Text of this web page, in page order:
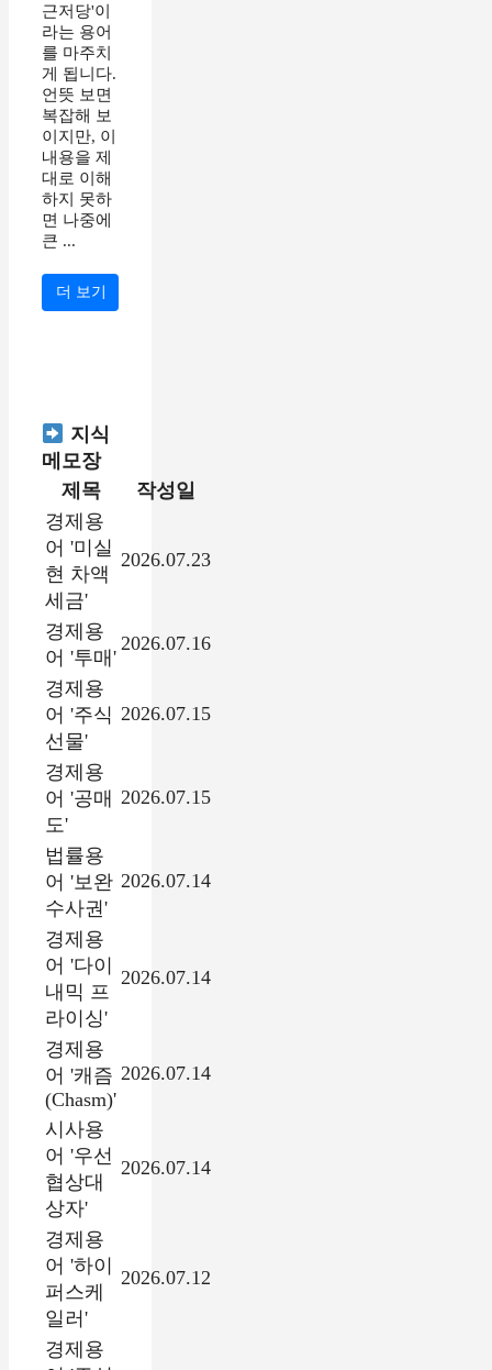
근저당'이
라는 용어
를 마주치
게 됩니다.
언뜻 보면
복잡해 보
이지만, 이
내용을 제
대로 이해
하지 못하
면 나중에
큰 ...
더 보기
지식
메모장
제목
작성일
경제용
어 '미실
현 차액
세금'
2026.07.23
경제용
어 '투매'
2026.07.16
경제용
어 '주식
선물'
2026.07.15
경제용
어 '공매
도'
2026.07.15
법률용
어 '보완
수사권'
2026.07.14
경제용
어 '다이
내믹 프
라이싱'
2026.07.14
경제용
어 '캐즘
(Chasm)'
2026.07.14
시사용
어 '우선
협상대
상자'
2026.07.14
경제용
어 '하이
퍼스케
일러'
2026.07.12
경제용